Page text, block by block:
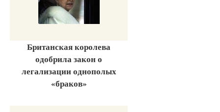
Британская королева
одобрила закон о
легализации однополых
«браков»